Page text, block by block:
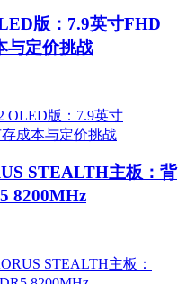
版：7.9英寸FHD
与定价挑战
STEALTH主板：背
8200MHz